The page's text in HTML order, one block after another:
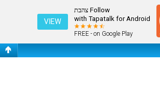
Follow צהבת
with Tapatalk for Android
FREE - on Google Play
VIEW
ריו דה ז'ניירו 2016